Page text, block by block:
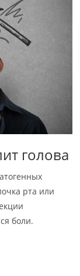
голова
рта или
боли.